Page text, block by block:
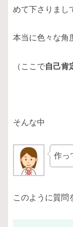
めて下さりまし
本当に色々な角
（ここで自己肯
そんな中
作っ
このように質問